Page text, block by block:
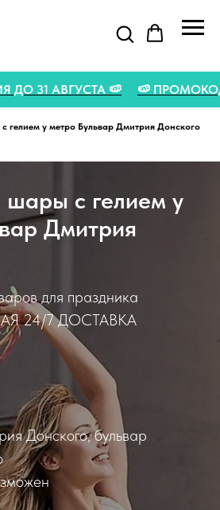
ЛЕТНЯЯ АКЦИЯ ДО 31 АВГУСТА 🍉
гелием у метро Бульвар Дмитрия Донского
с гелием у
Дмитрия
для праздника
24/7 ДОСТАВКА
Донского, бульвар